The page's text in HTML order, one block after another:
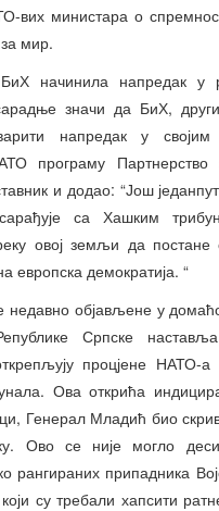
вих министара о
мир.
начинила напредак у
значи да БиХ,
напредак у
програму
и додао: “Још
са Хашким
овој земљи да
европска демократија. “
објављене у
Српске
процјене НАТО-а
Ова открића
Генерал Младић био
Ово се није могло
рангираних припадника
су требали хапсити